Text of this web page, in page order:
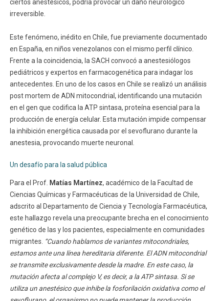
ciertos anestésicos, podría provocar un daño neurológico
irreversible.
Este fenómeno, inédito en Chile, fue previamente documentado
en España, en niños venezolanos con el mismo perfil clínico.
Frente a la coincidencia, la SACH convocó a anestesiólogos
pediátricos y expertos en farmacogenética para indagar los
antecedentes. En uno de los casos en Chile se realizó un análisis
post mortem de ADN mitocondrial, identificando una mutación
en el gen que codifica la ATP sintasa, proteína esencial para la
producción de energía celular. Esta mutación impide compensar
la inhibición energética causada por el sevoflurano durante la
anestesia, provocando muerte neuronal.
Un desafío para la salud pública
Para el Prof. Matías Martínez, académico de la Facultad de
Ciencias Químicas y Farmacéuticas de la Universidad de Chile,
adscrito al Departamento de Ciencia y Tecnología Farmacéutica,
este hallazgo revela una preocupante brecha en el conocimiento
genético de las y los pacientes, especialmente en comunidades
migrantes. “Cuando hablamos de variantes mitocondriales,
estamos ante una línea hereditaria diferente. El ADN mitocondrial
se transmite exclusivamente desde la madre. En este caso, la
mutación afecta al complejo V, es decir, a la ATP sintasa. Si se
utiliza un anestésico que inhibe la fosforilación oxidativa como el